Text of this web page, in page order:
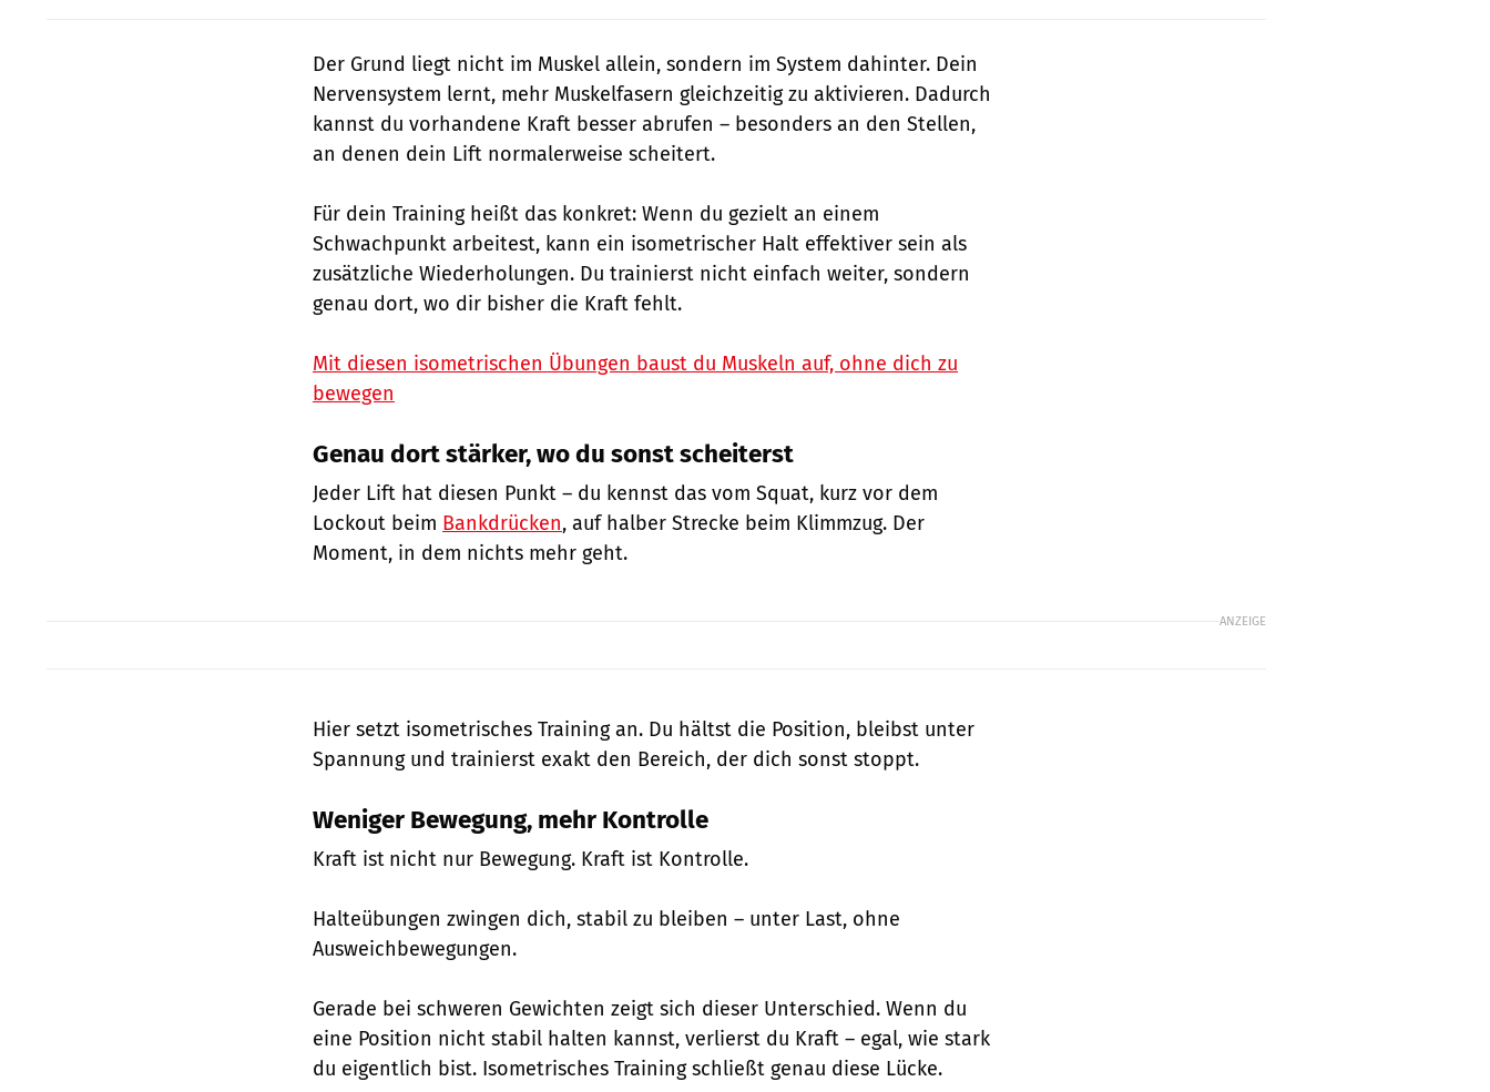
Der Grund liegt nicht im Muskel allein, sondern im System dahinter. Dein
Nervensystem lernt, mehr Muskelfasern gleichzeitig zu aktivieren. Dadurch
kannst du vorhandene Kraft besser abrufen – besonders an den Stellen,
an denen dein Lift normalerweise scheitert.
Für dein Training heißt das konkret: Wenn du gezielt an einem
Schwachpunkt arbeitest, kann ein isometrischer Halt effektiver sein als
zusätzliche Wiederholungen. Du trainierst nicht einfach weiter, sondern
genau dort, wo dir bisher die Kraft fehlt.
Mit diesen isometrischen Übungen baust du Muskeln auf, ohne dich zu
bewegen
Genau dort stärker, wo du sonst scheiterst
Jeder Lift hat diesen Punkt – du kennst das vom Squat, kurz vor dem
Lockout beim Bankdrücken, auf halber Strecke beim Klimmzug. Der
Moment, in dem nichts mehr geht.
ANZEIGE
Hier setzt isometrisches Training an. Du hältst die Position, bleibst unter
Spannung und trainierst exakt den Bereich, der dich sonst stoppt.
Weniger Bewegung, mehr Kontrolle
Kraft ist nicht nur Bewegung. Kraft ist Kontrolle.
Halteübungen zwingen dich, stabil zu bleiben – unter Last, ohne
Ausweichbewegungen.
Gerade bei schweren Gewichten zeigt sich dieser Unterschied. Wenn du
eine Position nicht stabil halten kannst, verlierst du Kraft – egal, wie stark
du eigentlich bist. Isometrisches Training schließt genau diese Lücke.